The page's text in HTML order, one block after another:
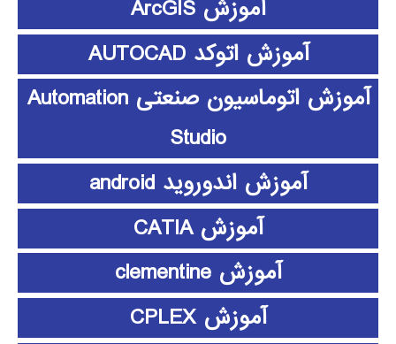
آموزش ArcGIS
آموزش اتوکد AUTOCAD
آموزش اتوماسیون صنعتی Automation
Studio
آموزش اندوروید android
آموزش CATIA
آموزش clementine
آموزش CPLEX